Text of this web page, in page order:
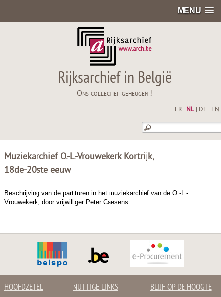
MENU
Rijksarchief in België
Ons collectief geheugen !
FR NL| DE EN
Muziekarchief O.-L.-Vrouwekerk Kortrijk,
18de-20ste eeuw
Beschrijving van de partituren in het muziekarchief van de O.-L.-
Vrouwekerk, door vrijwilliger Peter Caesens.
HOOFDZETEL NUTTIGE LINKS BLIJF OP DE HOOGTE